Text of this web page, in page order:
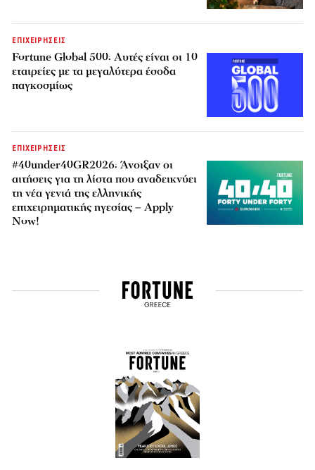
ΕΠΙΧΕΙΡΗΣΕΙΣ
Fortune Global 500: Αυτές είναι οι 10
εταιρείες με τα μεγαλύτερα έσοδα
παγκοσμίως
ΕΠΙΧΕΙΡΗΣΕΙΣ
#40under40GR2026: Άνοιξαν οι
αιτήσεις για τη λίστα που αναδεικνύει
τη νέα γενιά της ελληνικής
επιχειρηματικής ηγεσίας – Apply
Now!